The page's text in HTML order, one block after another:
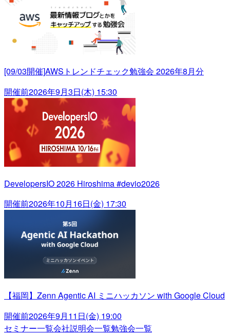
[09/03開催]AWSトレンドチェック勉強会 2026年8月分
開催前2026年9月3日(木) 15:30
DevelopersIO 2026 Hiroshima #devio2026
開催前2026年10月16日(金) 17:30
【福岡】Zenn Agentic AI ミニハッカソン with Google Cloud
開催前2026年9月11日(金) 19:00
セミナー一覧会社説明会一覧勉強会一覧